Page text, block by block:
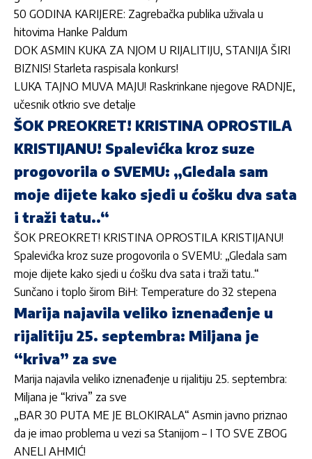
50 GODINA KARIJERE: Zagrebačka publika uživala u
hitovima Hanke Paldum
DOK ASMIN KUKA ZA NJOM U RIJALITIJU, STANIJA ŠIRI
BIZNIS! Starleta raspisala konkurs!
LUKA TAJNO MUVA MAJU! Raskrinkane njegove RADNJE,
učesnik otkrio sve detalje
ŠOK PREOKRET! KRISTINA OPROSTILA
KRISTIJANU! Spalevićka kroz suze
progovorila o SVEMU: „Gledala sam
moje dijete kako sjedi u ćošku dva sata
i traži tatu..“
ŠOK PREOKRET! KRISTINA OPROSTILA KRISTIJANU!
Spalevićka kroz suze progovorila o SVEMU: „Gledala sam
moje dijete kako sjedi u ćošku dva sata i traži tatu..“
Sunčano i toplo širom BiH: Temperature do 32 stepena
Marija najavila veliko iznenađenje u
rijalitiju 25. septembra: Miljana je
“kriva” za sve
Marija najavila veliko iznenađenje u rijalitiju 25. septembra:
Miljana je “kriva” za sve
„BAR 30 PUTA ME JE BLOKIRALA“ Asmin javno priznao
da je imao problema u vezi sa Stanijom – I TO SVE ZBOG
ANELI AHMIĆ!